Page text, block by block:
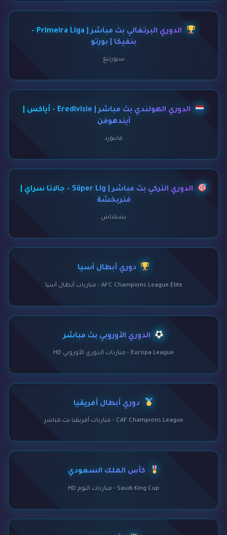
الدوري البرتغالي بث مباشر | Primeira Liga -
بنفيكا | بورتو
سبورتنغ
الدوري الهولندي بث مباشر | Eredivisie - أياكس |
آيندهوفن
فاينورد
الدوري التركي بث مباشر | Süper Lig - جالاتا سراي |
فنربخشة
بشكتاش
دوري أبطال آسيا
AFC Champions League Elite - مباريات أبطال آسيا
الدوري الأوروبي بث مباشر
Europa League - مباريات الدوري الأوروبي HD
دوري أبطال أفريقيا
CAF Champions League - مباريات أفريقيا بث مباشر
كأس الملك السعودي
Saudi King Cup - مباريات اليوم HD